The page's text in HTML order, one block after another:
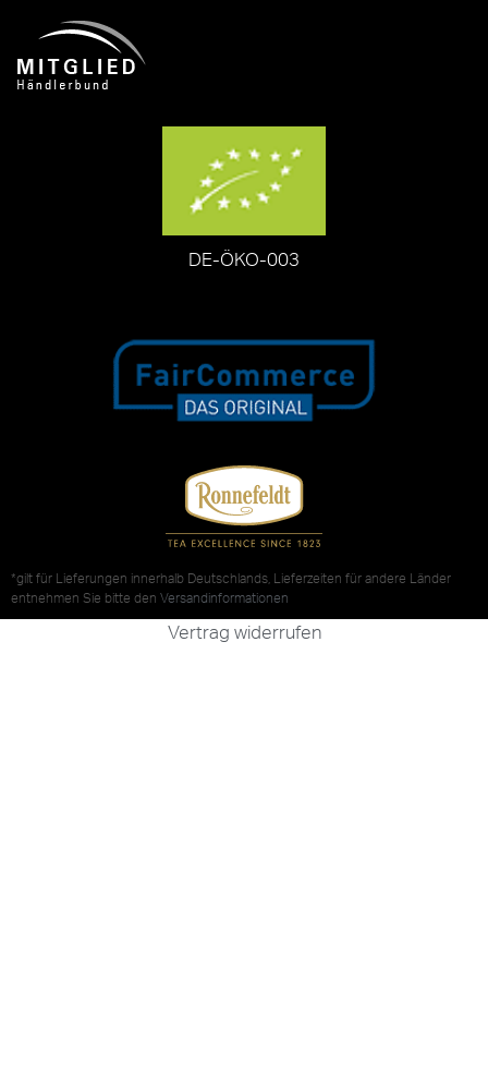
DE-ÖKO-003
*gilt für Lieferungen innerhalb Deutschlands, Lieferzeiten für andere Länder
entnehmen Sie bitte den Versandinformationen
Vertrag widerrufen